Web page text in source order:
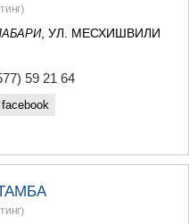
)
, УЛ. МЕСХИШВИЛИ
59 21 64
facebook
)